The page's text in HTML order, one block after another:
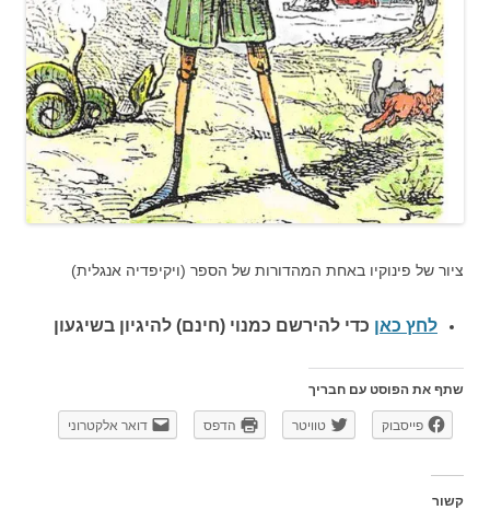
ציור של פינוקיו באחת המהדורות של הספר (ויקיפדיה אנגלית)
לחץ כאן כדי להירשם כמנוי (חינם) להיגיון בשיגעון
שתף את הפוסט עם חבריך
פייסבוק טוויטר הדפס דואר אלקטרוני
קשור